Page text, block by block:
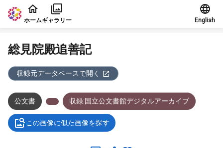
本文に飛ぶ
ホームギャラリー English
総見院殿追善記
収録元データベースで開く
公文書 収録:国立公文書館デジタルアーカイブ
この画像に似た画像を探す